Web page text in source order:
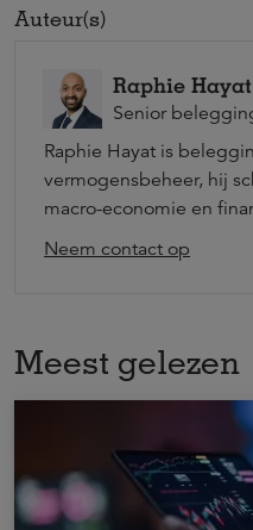
Auteur(s)
Raphie Hayat
Senior
Raphie Hayat is
vermogensbeheer, hij
macro-economie en
Neem contact op
Meest gelezen